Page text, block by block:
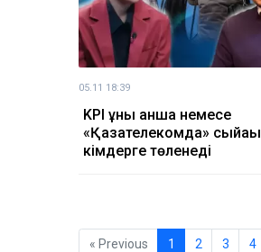
05.11 18:39
KPI құны қанша немесе
«Қазақтелекомда» сыйақы
кімдерге төленеді
« Previous 1 2 3 4